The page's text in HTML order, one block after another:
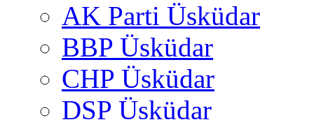
AK Parti Üsküdar
BBP Üsküdar
CHP Üsküdar
DSP Üsküdar